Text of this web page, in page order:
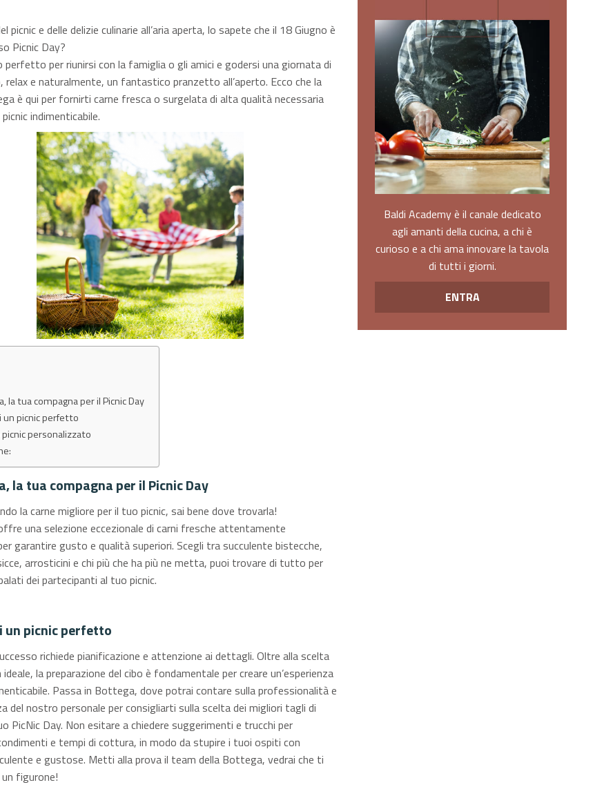
picnic e delle delizie culinarie all’aria aperta, lo sapete che il 18 Giugno è
Picnic Day?
perfetto per riunirsi con la famiglia o gli amici e godersi una giornata di
e naturalmente, un fantastico pranzetto all’aperto. Ecco che la
è qui per fornirti carne fresca o surgelata di alta qualità necessaria
indimenticabile.
la tua compagna per il Picnic Day
un picnic perfetto
personalizzato
la tua compagna per il Picnic Day
la carne migliore per il tuo picnic, sai bene dove trovarla!
una selezione eccezionale di carni fresche attentamente
garantire gusto e qualità superiori. Scegli tra succulente bistecche,
arrosticini e chi più che ha più ne metta, puoi trovare di tutto per
dei partecipanti al tuo picnic.
un picnic perfetto
richiede pianificazione e attenzione ai dettagli. Oltre alla scelta
la preparazione del cibo è fondamentale per creare un’esperienza
Passa in Bottega, dove potrai contare sulla professionalità e
del nostro personale per consigliarti sulla scelta dei migliori tagli di
PicNic Day. Non esitare a chiedere suggerimenti e trucchi per
e tempi di cottura, in modo da stupire i tuoi ospiti con
e gustose. Metti alla prova il team della Bottega, vedrai che ti
figurone!
Baldi Academy è il canale dedicato
agli amanti della cucina, a chi è
curioso e a chi ama innovare la tavola
di tutti i giorni.
ENTRA